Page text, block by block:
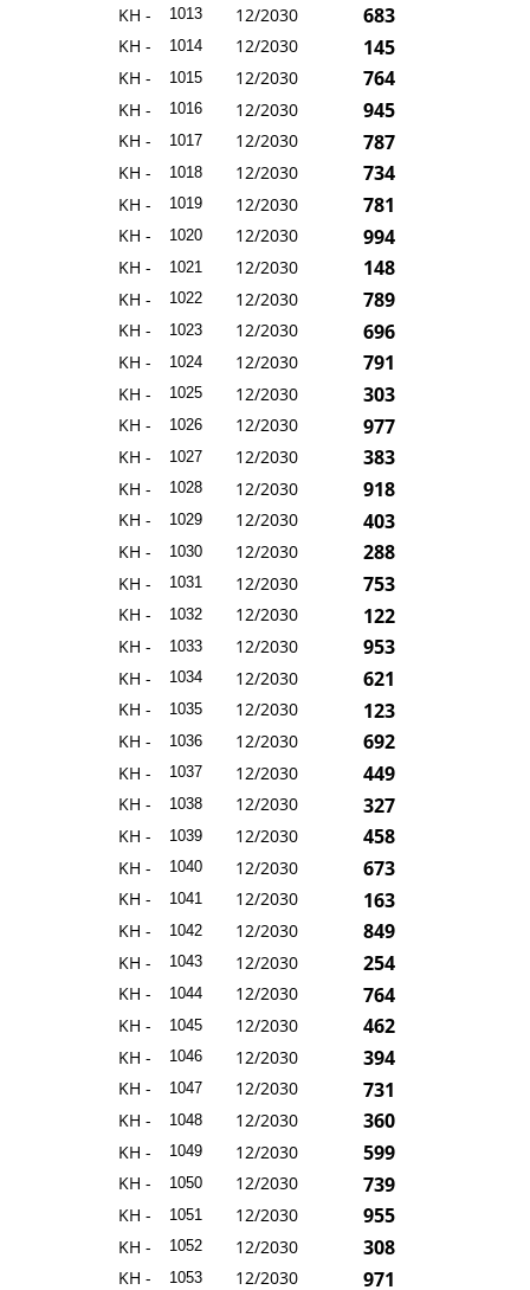
KH - 1013 12/2030 683
KH - 1014 12/2030 145
KH - 1015 12/2030 764
KH - 1016 12/2030 945
KH - 1017 12/2030 787
KH - 1018 12/2030 734
KH - 1019 12/2030 781
KH - 1020 12/2030 994
KH - 1021 12/2030 148
KH - 1022 12/2030 789
KH - 1023 12/2030 696
KH - 1024 12/2030 791
KH - 1025 12/2030 303
KH - 1026 12/2030 977
KH - 1027 12/2030 383
KH - 1028 12/2030 918
KH - 1029 12/2030 403
KH - 1030 12/2030 288
KH - 1031 12/2030 753
KH - 1032 12/2030 122
KH - 1033 12/2030 953
KH - 1034 12/2030 621
KH - 1035 12/2030 123
KH - 1036 12/2030 692
KH - 1037 12/2030 449
KH - 1038 12/2030 327
KH - 1039 12/2030 458
KH - 1040 12/2030 673
KH - 1041 12/2030 163
KH - 1042 12/2030 849
KH - 1043 12/2030 254
KH - 1044 12/2030 764
KH - 1045 12/2030 462
KH - 1046 12/2030 394
KH - 1047 12/2030 731
KH - 1048 12/2030 360
KH - 1049 12/2030 599
KH - 1050 12/2030 739
KH - 1051 12/2030 955
KH - 1052 12/2030 308
KH - 1053 12/2030 971